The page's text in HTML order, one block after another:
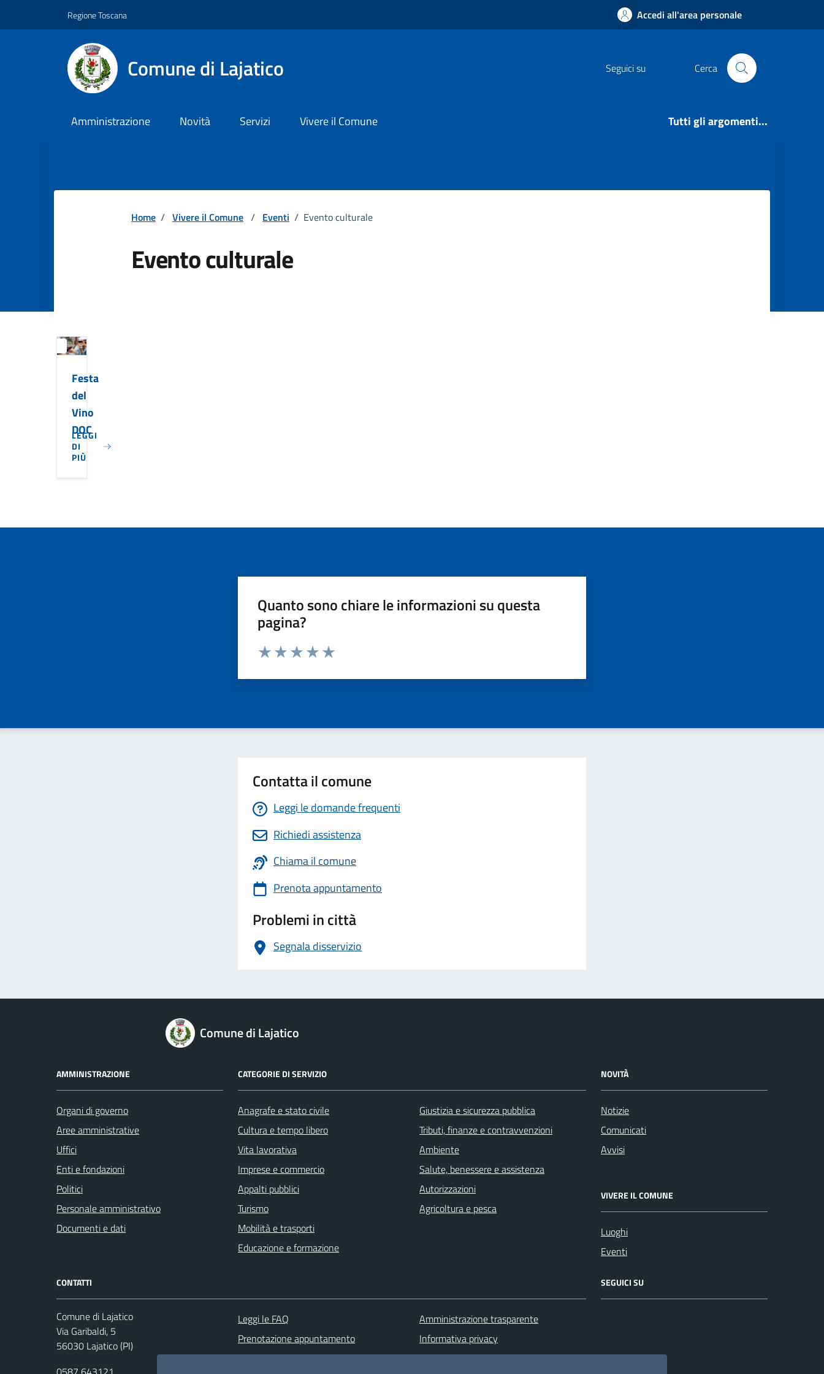
Regione Toscana Accedi all'area personale
Comune di Lajatico Seguici su Cerca
Amministrazione Novità Servizi Vivere il Comune Tutti gli argomenti...
Home / Vivere il Comune / Eventi / Evento culturale
Evento culturale
Ottobre
Festa
del
Vino
DOC
LEGGI
DI
PIÙ
Quanto sono chiare le informazioni su questa
pagina?
Valuta da 1 a 5 stelle la pagina
Contatta il comune
Leggi le domande frequenti
Richiedi assistenza
Chiama il comune
Prenota appuntamento
Problemi in città
Segnala disservizio
Comune di Lajatico
AMMINISTRAZIONE
Organi di governo
Aree amministrative
Uffici
Enti e fondazioni
Politici
Personale amministrativo
Documenti e dati
CATEGORIE DI SERVIZIO
Anagrafe e stato civile
Cultura e tempo libero
Vita lavorativa
Imprese e commercio
Appalti pubblici
Turismo
Mobilità e trasporti
Educazione e formazione
Giustizia e sicurezza pubblica
Tributi, finanze e contravvenzioni
Ambiente
Salute, benessere e assistenza
Autorizzazioni
Agricoltura e pesca
NOVITÀ
Notizie
Comunicati
Avvisi
VIVERE IL COMUNE
Luoghi
Eventi
CONTATTI
Comune di Lajatico
Via Garibaldi, 5
56030 Lajatico (PI)
Leggi le FAQ
Prenotazione appuntamento
Segnalazione disservizio
Amministrazione trasparente
Informativa privacy
Note legali
SEGUICI SU